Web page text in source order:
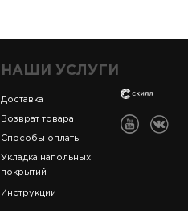
НАШИ УСЛУГИ
Доставка
Возврат товара
Способы оплаты
Укладка напольных
покрытий
Инструкции